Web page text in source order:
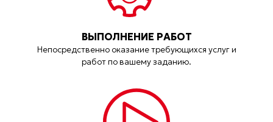
ВЫПОЛНЕНИЕ РАБОТ
Непосредственно оказание требующихся услуг и
работ по вашему заданию.